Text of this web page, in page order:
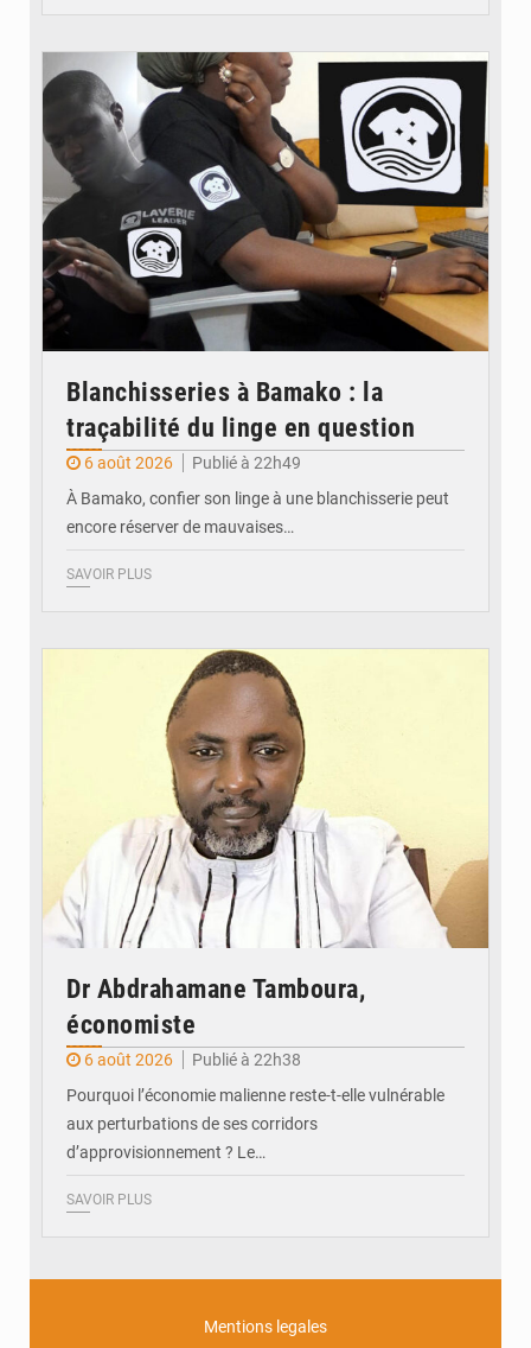
Blanchisseries à Bamako : la
traçabilité du linge en question
6 août 2026
Publié à 22h49
À Bamako, confier son linge à une blanchisserie peut
encore réserver de mauvaises…
SAVOIR PLUS
Dr Abdrahamane Tamboura,
économiste
6 août 2026
Publié à 22h38
Pourquoi l’économie malienne reste-t-elle vulnérable
aux perturbations de ses corridors
d’approvisionnement ? Le…
SAVOIR PLUS
Mentions legales